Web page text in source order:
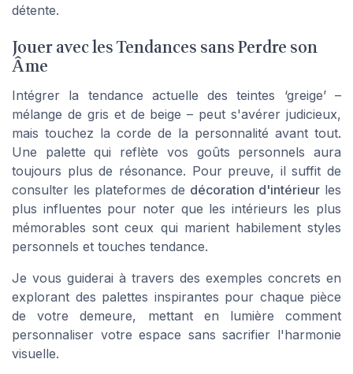
détente.
Jouer avec les Tendances sans Perdre son
Âme
Intégrer la tendance actuelle des teintes ‘greige’ –
mélange de gris et de beige – peut s'avérer judicieux,
mais touchez la corde de la personnalité avant tout.
Une palette qui reflète vos goûts personnels aura
toujours plus de résonance. Pour preuve, il suffit de
consulter les plateformes de décoration d'intérieur les
plus influentes pour noter que les intérieurs les plus
mémorables sont ceux qui marient habilement styles
personnels et touches tendance.
Je vous guiderai à travers des exemples concrets en
explorant des palettes inspirantes pour chaque pièce
de votre demeure, mettant en lumière comment
personnaliser votre espace sans sacrifier l'harmonie
visuelle.